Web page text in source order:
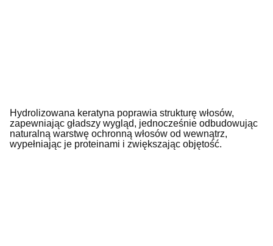
Hydrolizowana keratyna poprawia strukturę włosów,
zapewniając gładszy wygląd, jednocześnie odbudowując
naturalną warstwę ochronną włosów od wewnątrz,
wypełniając je proteinami i zwiększając objętość.